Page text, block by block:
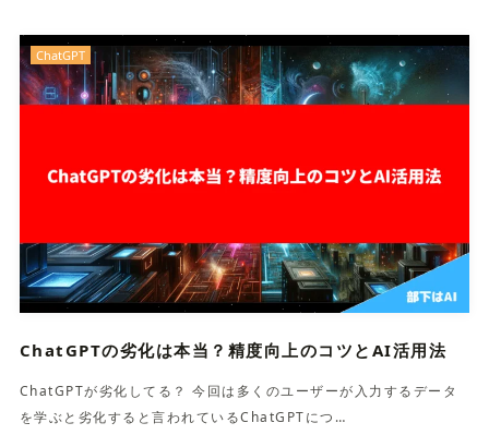
ChatGPTの劣化は本当？精度向上のコツとAI活用法
ChatGPTが劣化してる？ 今回は多くのユーザーが入力するデータ
を学ぶと劣化すると言われているChatGPTにつ…
ChatGPT